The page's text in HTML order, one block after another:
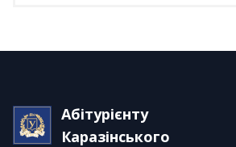
Абітурієнту
Каразінського